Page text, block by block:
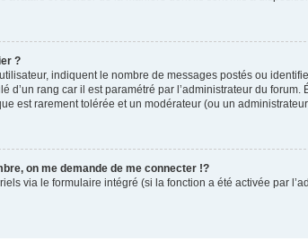
?
indiquent le nombre de messages postés ou
d’un rang car il est paramétré par l’administrateur du
est rarement tolérée et un modérateur (ou un
on me demande de me connecter !?
via le formulaire intégré (si la fonction a été activée par